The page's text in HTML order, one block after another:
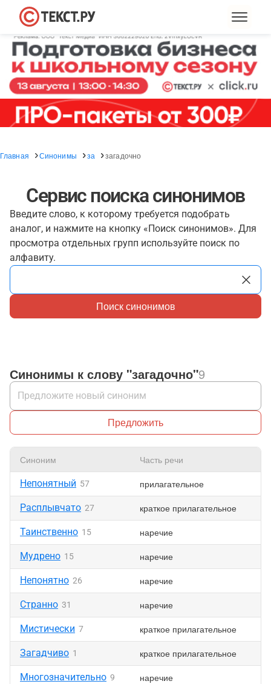
Главная Синонимы за загадочно
Сервис поиска синонимов
Введите слово, к которому требуется подобрать
аналог, и нажмите на кнопку «Поиск синонимов». Для
просмотра отдельных групп используйте поиск по
алфавиту.
Поиск синонимов
Синонимы к слову "загадочно"9
Предложить
Синоним Часть речи
Непонятный 57 прилагательное
Расплывчато 27 краткое прилагательное
Таинственно 15 наречие
Мудрено 15 наречие
Непонятно 26 наречие
Странно 31 наречие
Мистически 7 краткое прилагательное
Загадчиво 1 краткое прилагательное
Многозначительно 9 наречие